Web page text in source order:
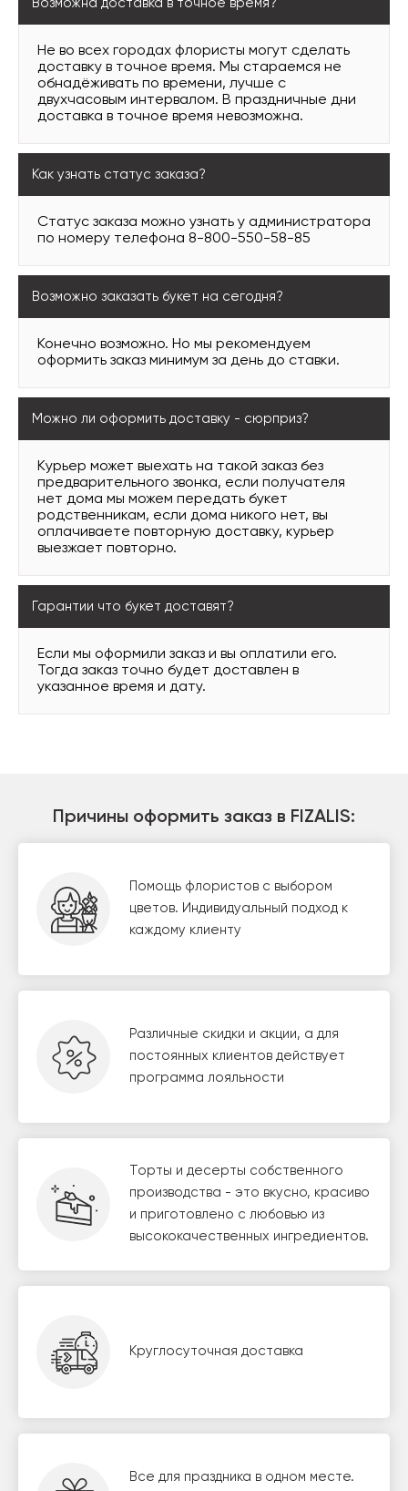
Возможна доставка в точное время?
Не во всех городах флористы могут сделать
доставку в точное время. Мы стараемся не
обнадёживать по времени, лучше с
двухчасовым интервалом. В праздничные дни
доставка в точное время невозможна.
Как узнать статус заказа?
Статус заказа можно узнать у администратора
по номеру телефона 8-800-550-58-85
Возможно заказать букет на сегодня?
Конечно возможно. Но мы рекомендуем
оформить заказ минимум за день до ставки.
Можно ли оформить доставку - сюрприз?
Курьер может выехать на такой заказ без
предварительного звонка, если получателя
нет дома мы можем передать букет
родственникам, если дома никого нет, вы
оплачиваете повторную доставку, курьер
выезжает повторно.
Гарантии что букет доставят?
Если мы оформили заказ и вы оплатили его.
Тогда заказ точно будет доставлен в
указанное время и дату.
Причины оформить заказ в FIZALIS:
Помощь флористов с выбором
цветов. Индивидуальный подход к
каждому клиенту
Различные скидки и акции, а для
постоянных клиентов действует
программа лояльности
Торты и десерты собственного
производства - это вкусно, красиво
и приготовлено с любовью из
высококачественных ингредиентов.
Круглосуточная доставка
Все для праздника в одном месте.